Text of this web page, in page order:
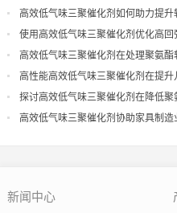
现
高效低气味三聚催化剂如何助力提
量
使用高效低气味三聚催化剂优化高
高效低气味三聚催化剂在处理聚氨
导
高性能高效低气味三聚催化剂在提
探讨高效低气味三聚催化剂在降低
果
高效低气味三聚催化剂协助家具制
新闻中心